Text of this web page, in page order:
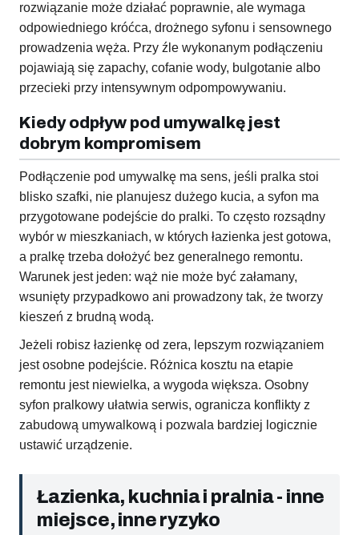
rozwiązanie może działać poprawnie, ale wymaga
odpowiedniego króćca, drożnego syfonu i sensownego
prowadzenia węża. Przy źle wykonanym podłączeniu
pojawiają się zapachy, cofanie wody, bulgotanie albo
przecieki przy intensywnym odpompowywaniu.
Kiedy odpływ pod umywalkę jest
dobrym kompromisem
Podłączenie pod umywalkę ma sens, jeśli pralka stoi
blisko szafki, nie planujesz dużego kucia, a syfon ma
przygotowane podejście do pralki. To często rozsądny
wybór w mieszkaniach, w których łazienka jest gotowa,
a pralkę trzeba dołożyć bez generalnego remontu.
Warunek jest jeden: wąż nie może być załamany,
wsunięty przypadkowo ani prowadzony tak, że tworzy
kieszeń z brudną wodą.
Jeżeli robisz łazienkę od zera, lepszym rozwiązaniem
jest osobne podejście. Różnica kosztu na etapie
remontu jest niewielka, a wygoda większa. Osobny
syfon pralkowy ułatwia serwis, ogranicza konflikty z
zabudową umywalkową i pozwala bardziej logicznie
ustawić urządzenie.
Łazienka, kuchnia i pralnia - inne
miejsce, inne ryzyko